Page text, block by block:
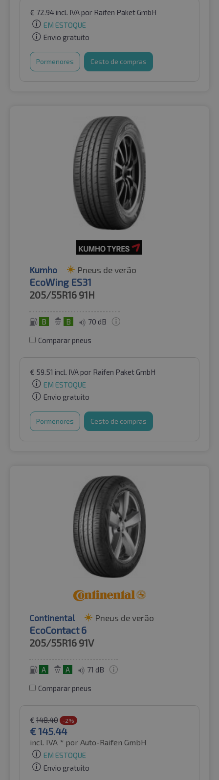
€ 72.94incl. IVApor Raifen Paket GmbH
EM ESTOQUE
Envio gratuito
Pormenores Cesto de compras
Kumho Pneus de verão
EcoWing ES31
205/55R16 91H
B B 70 dB
Comparar pneus
€ 59.51 incl. IVApor Raifen Paket GmbH
EM ESTOQUE
Envio gratuito
Pormenores Cesto de compras
Continental Pneus de verão
EcoContact 6
205/55R16 91V
A A 71 dB
Comparar pneus
€ 148.40 -2%
€145.44
incl. IVA * por Auto-Raifen GmbH
EM ESTOQUE
Envio gratuito